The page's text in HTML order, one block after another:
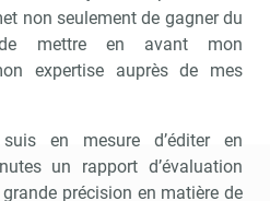
non seulement de gagner du
mettre en avant mon
expertise auprès de mes
en mesure d’éditer en
un rapport d’évaluation
précision en matière de